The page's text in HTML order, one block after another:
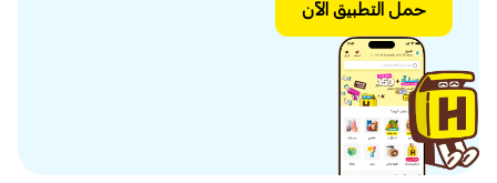
حمل التطبيق الآن